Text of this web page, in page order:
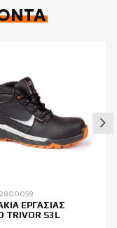
ΕΡΓΑΣΙΑΣ
TRIVOR S3L